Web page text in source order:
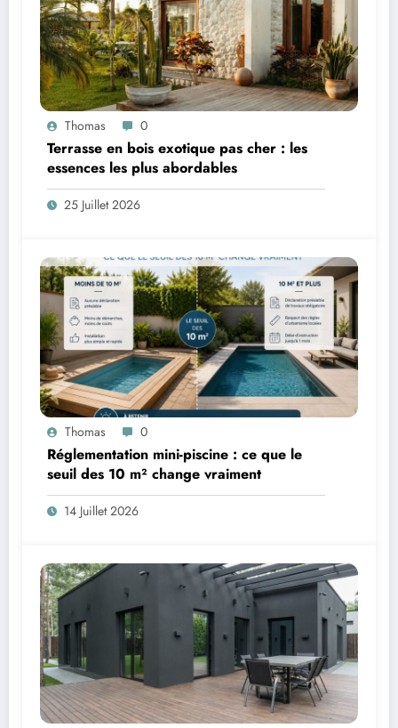
Thomas 0
Terrasse en bois exotique pas cher : les
essences les plus abordables
25 Juillet 2026
Thomas 0
Réglementation mini-piscine : ce que le
seuil des 10 m² change vraiment
14 Juillet 2026